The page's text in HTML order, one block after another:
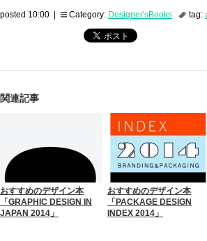
posted 10:00 | Category: Designer'sBooks tag:
関連記事
おすすめのデザイン本
「GRAPHIC DESIGN IN
JAPAN 2014」
おすすめのデザイン本
「PACKAGE DESIGN
INDEX 2014」